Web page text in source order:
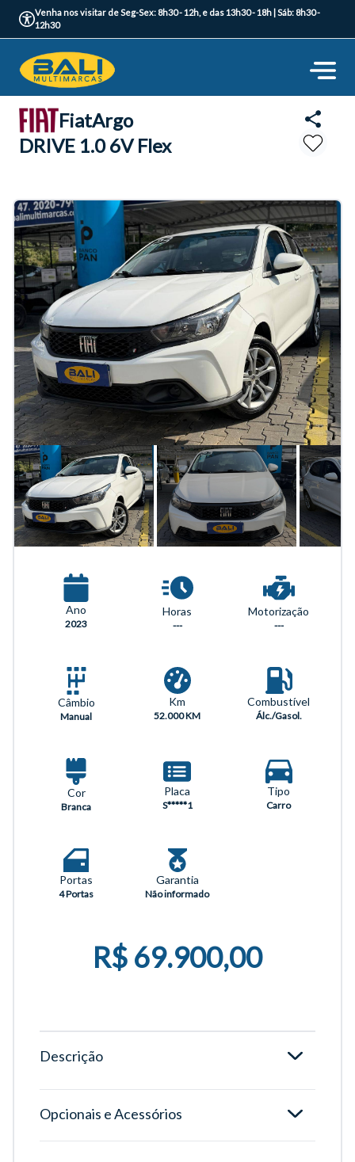
Venha nos visitar de Seg-Sex: 8h30 - 12h, e das 13h30 - 18h | Sáb: 8h30 -
12h30
FiatArgo
DRIVE 1.0 6V Flex
Ano
2023
Horas
---
Motorização
---
Câmbio
Manual
Km
52.000 KM
Combustível
Álc./Gasol.
Cor
Branca
Placa
S*****1
Tipo
Carro
Portas
4 Portas
Garantia
Não informado
R$ 69.900,00
Descrição
Opcionais e Acessórios